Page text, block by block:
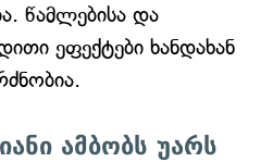
წამლებისა და
ეფექტები ხანდახან
ამბობს უარს